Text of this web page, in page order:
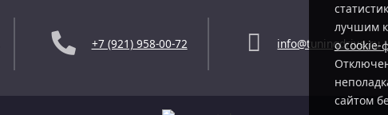
+7 (921) 958-00-72 info@tuningdrive.ru
лучшим
о cookie-
сайтом